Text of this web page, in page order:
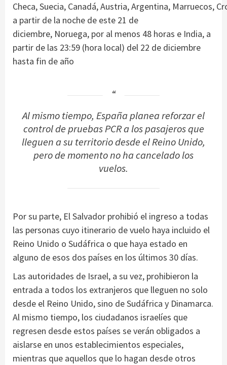
Checa, Suecia, Canadá, Austria, Argentina, Marruecos,
a partir de la noche de este 21 de
diciembre, Noruega, por al menos 48 horas e India, a
partir de las 23:59 (hora local) del 22 de diciembre
hasta fin de año
Al mismo tiempo, España planea reforzar el
control de pruebas PCR a los pasajeros que
lleguen a su territorio desde el Reino Unido,
pero de momento no ha cancelado los
vuelos.
Por su parte, El Salvador prohibió el ingreso a todas
las personas cuyo itinerario de vuelo haya incluido el
Reino Unido o Sudáfrica o que haya estado en
alguno de esos dos países en los últimos 30 días.
Las autoridades de Israel, a su vez, prohibieron la
entrada a todos los extranjeros que lleguen no solo
desde el Reino Unido, sino de Sudáfrica y Dinamarca.
Al mismo tiempo, los ciudadanos israelíes que
regresen desde estos países se verán obligados a
aislarse en unos establecimientos especiales,
mientras que aquellos que lo hagan desde otros